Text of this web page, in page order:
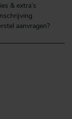
& extra’s
aanvragen?